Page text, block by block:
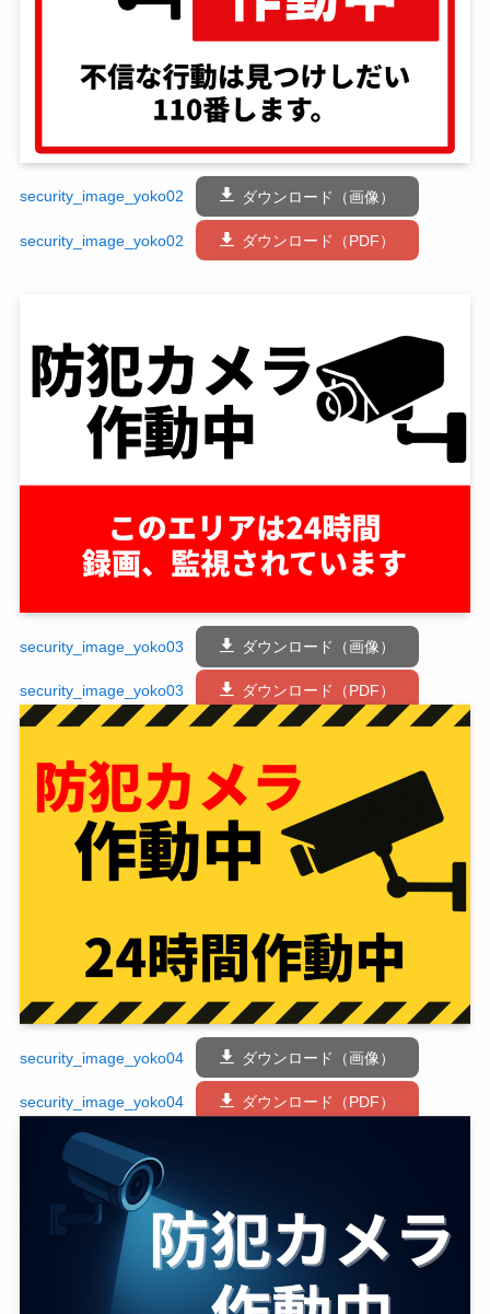
security_image_yoko02 ダウンロード（画像）
security_image_yoko02 ダウンロード（PDF）
security_image_yoko03 ダウンロード（画像）
security_image_yoko03 ダウンロード（PDF）
security_image_yoko04 ダウンロード（画像）
security_image_yoko04 ダウンロード（PDF）